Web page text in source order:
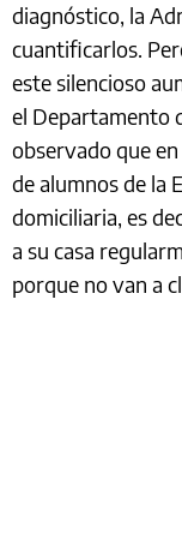
diagnóstico, la
cuantificarlos.
este silencioso
el Departamento
observado que
de alumnos de la
domiciliaria, es
a su casa
porque no van a